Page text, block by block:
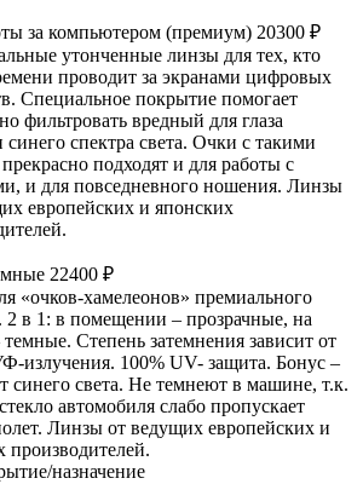
за компьютером (премиум) 20300 ₽
утонченные линзы для тех, кто
проводит за экранами цифровых
Специальное покрытие помогает
фильтровать вредный для глаза
синего спектра света. Очки с такими
подходят и для работы с
и для повседневного ношения. Линзы
европейских и японских
22400 ₽
«очков-хамелеонов» премиального
2 в 1: в помещении – прозрачные, на
Степень затемнения зависит от
излучения. 100% UV- защита. Бонус –
синего света. Не темнеют в машине, т.к.
автомобиля слабо пропускает
Линзы от ведущих европейских и
производителей.
назначение